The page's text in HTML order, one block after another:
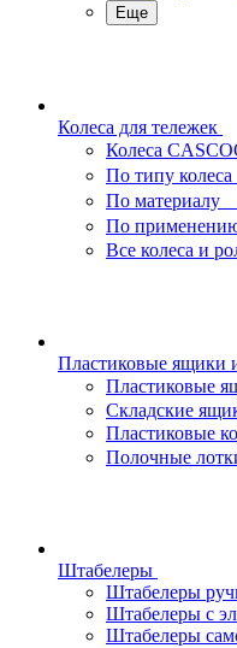
Еще
Колеса для тележек
Колеса
По типу колеса
По материалу
По
Все колеса и
Пластиковые ящики
Пластиковые
Складские
Пластиковые
Полочные
Штабелеры
Штабелеры
Штабелеры с
Штабелеры